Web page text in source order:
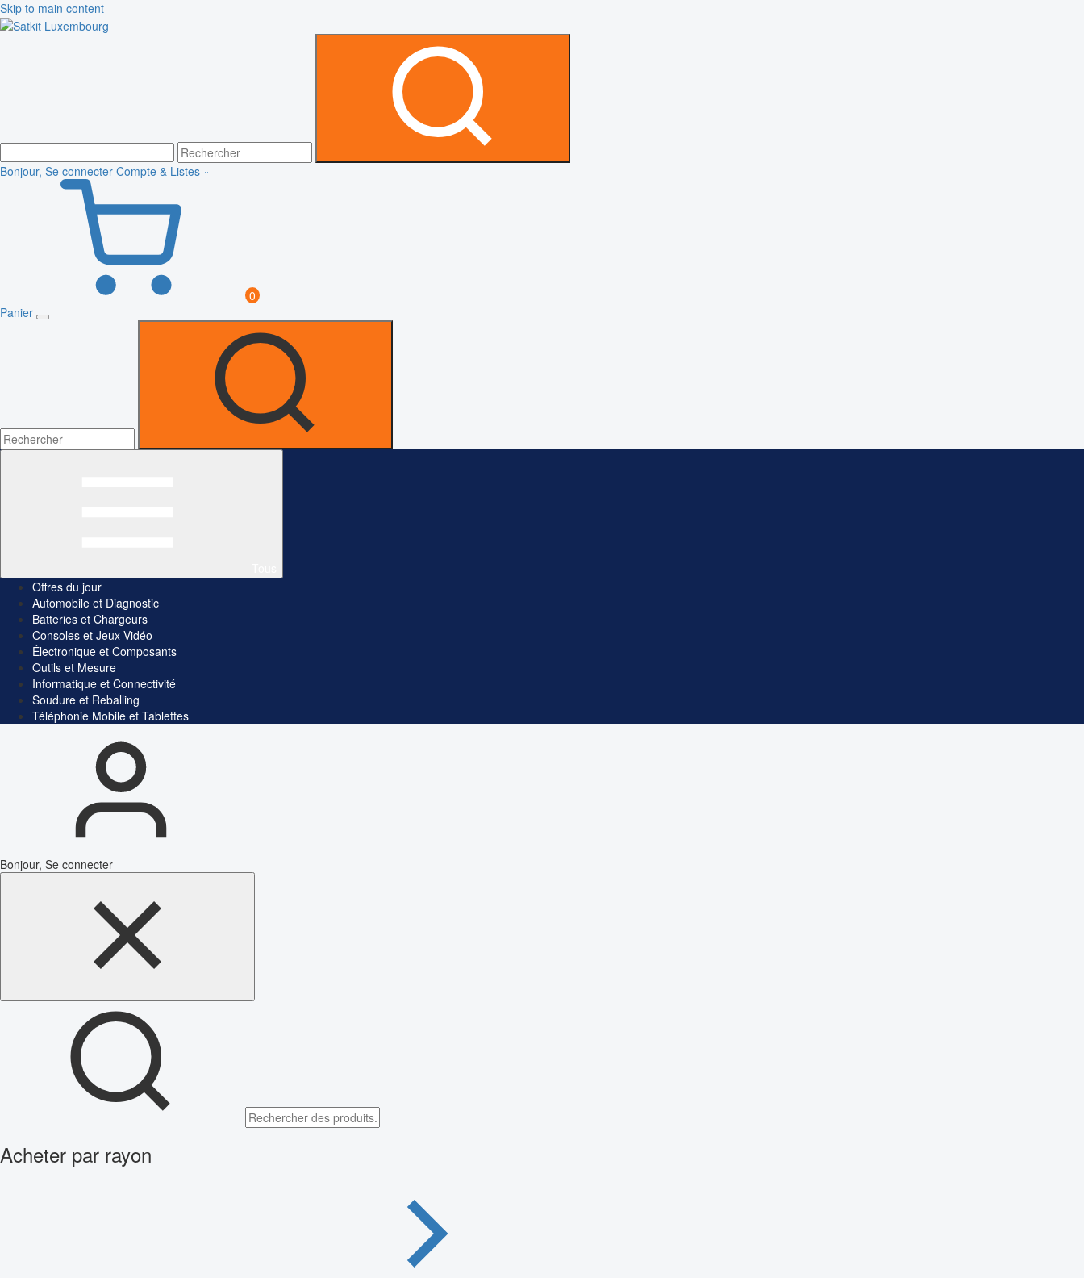
Skip to main content
Bonjour, Se connecter Compte & Listes
0
Panier
Offres du jour
Automobile et Diagnostic
Batteries et Chargeurs
Consoles et Jeux Vidéo
Électronique et Composants
Outils et Mesure
Informatique et Connectivité
Soudure et Reballing
Téléphonie Mobile et Tablettes
Bonjour, Se connecter
Acheter par rayon